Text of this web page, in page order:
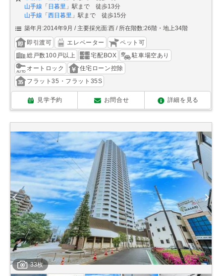
山手線 「 日暮里 」駅まで 徒歩13分
山手線 「 西日暮里 」駅まで 徒歩15分
築年月:2014年9月
主要採光面:西 所在階数:26階・地上34階
即引渡可 エレベーター
ペット可
総戸数100戸以上
宅配BOX
駐車場空あり
オートロック
住宅ローン控除
フラット35・フラット35S
見学予約 お問合せ 詳細を見る
33枚